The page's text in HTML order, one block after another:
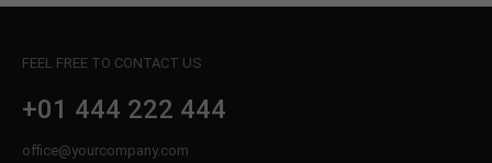
FEEL FREE TO CONTACT US
+01 444 222 444
office@yourcompany.com